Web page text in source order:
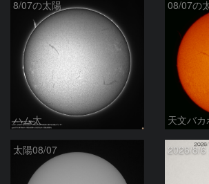
8/07の太陽
ハム太
08/07の
天文バ
太陽08/07 2026/8/6